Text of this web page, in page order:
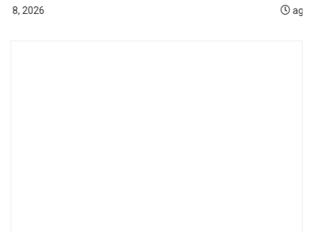
agosto 8, 2026